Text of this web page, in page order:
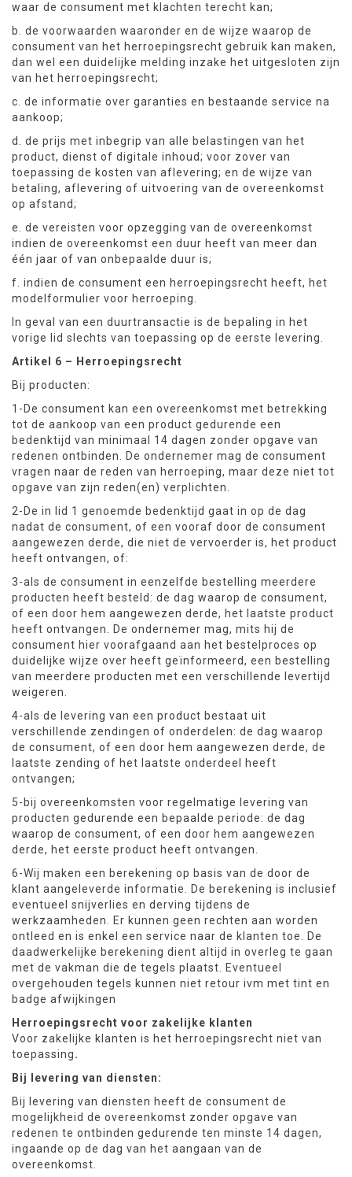
waar de consument met klachten terecht kan;
b. de voorwaarden waaronder en de wijze waarop de
consument van het herroepingsrecht gebruik kan maken,
dan wel een duidelijke melding inzake het uitgesloten zijn
van het herroepingsrecht;
c. de informatie over garanties en bestaande service na
aankoop;
d. de prijs met inbegrip van alle belastingen van het
product, dienst of digitale inhoud; voor zover van
toepassing de kosten van aflevering; en de wijze van
betaling, aflevering of uitvoering van de overeenkomst
op afstand;
e. de vereisten voor opzegging van de overeenkomst
indien de overeenkomst een duur heeft van meer dan
één jaar of van onbepaalde duur is;
f. indien de consument een herroepingsrecht heeft, het
modelformulier voor herroeping.
In geval van een duurtransactie is de bepaling in het
vorige lid slechts van toepassing op de eerste levering.
Artikel 6 – Herroepingsrecht
Bij producten:
1-De consument kan een overeenkomst met betrekking
tot de aankoop van een product gedurende een
bedenktijd van minimaal 14 dagen zonder opgave van
redenen ontbinden. De ondernemer mag de consument
vragen naar de reden van herroeping, maar deze niet tot
opgave van zijn reden(en) verplichten.
2-De in lid 1 genoemde bedenktijd gaat in op de dag
nadat de consument, of een vooraf door de consument
aangewezen derde, die niet de vervoerder is, het product
heeft ontvangen, of:
3-als de consument in eenzelfde bestelling meerdere
producten heeft besteld: de dag waarop de consument,
of een door hem aangewezen derde, het laatste product
heeft ontvangen. De ondernemer mag, mits hij de
consument hier voorafgaand aan het bestelproces op
duidelijke wijze over heeft geïnformeerd, een bestelling
van meerdere producten met een verschillende levertijd
weigeren.
4-als de levering van een product bestaat uit
verschillende zendingen of onderdelen: de dag waarop
de consument, of een door hem aangewezen derde, de
laatste zending of het laatste onderdeel heeft
ontvangen;
5-bij overeenkomsten voor regelmatige levering van
producten gedurende een bepaalde periode: de dag
waarop de consument, of een door hem aangewezen
derde, het eerste product heeft ontvangen.
6-Wij maken een berekening op basis van de door de
klant aangeleverde informatie. De berekening is inclusief
eventueel snijverlies en derving tijdens de
werkzaamheden. Er kunnen geen rechten aan worden
ontleed en is enkel een service naar de klanten toe. De
daadwerkelijke berekening dient altijd in overleg te gaan
met de vakman die de tegels plaatst. Eventueel
overgehouden tegels kunnen niet retour ivm met tint en
badge afwijkingen
Herroepingsrecht voor zakelijke klanten
Voor zakelijke klanten is het herroepingsrecht niet van
toepassing.
Bij levering van diensten:
Bij levering van diensten heeft de consument de
mogelijkheid de overeenkomst zonder opgave van
redenen te ontbinden gedurende ten minste 14 dagen,
ingaande op de dag van het aangaan van de
overeenkomst.